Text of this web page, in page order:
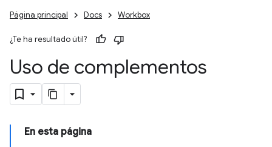
Página principal Docs Workbox
¿Te ha resultado útil?
Uso de complementos
En esta página